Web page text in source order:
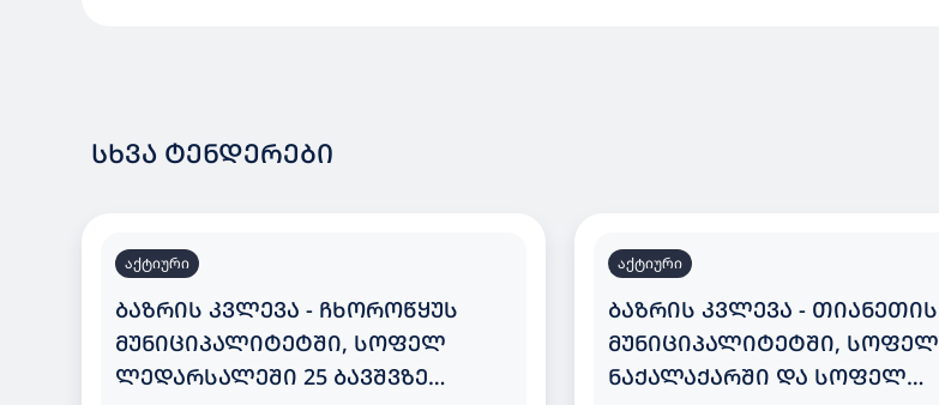
ᲡᲮᲕᲐ ᲢᲔᲜᲓᲔᲠᲔᲑᲘ
აქტიური
ᲑᲐᲖᲠᲘᲡ ᲙᲕᲚᲔᲕᲐ - ᲩᲮᲝᲠᲝᲬᲧᲣᲡ
ᲛᲣᲜᲘᲪᲘᲞᲐᲚᲘᲢᲔᲢᲨᲘ, ᲡᲝᲤᲔᲚ
ᲚᲔᲓᲐᲠᲡᲐᲚᲔᲨᲘ 25 ᲑᲐᲕᲨᲕᲖᲔ
აქტიური
ᲑᲐᲖᲠᲘᲡ ᲙᲕᲚᲔᲕᲐ - ᲗᲘᲐᲜᲔᲗᲘᲡ
ᲛᲣᲜᲘᲪᲘᲞᲐᲚᲘᲢᲔᲢᲨᲘ, ᲡᲝᲤᲔᲚ
ᲜᲐᲥᲐᲚᲐᲥᲐᲠᲨᲘ ᲓᲐ ᲡᲝᲤᲔᲚ